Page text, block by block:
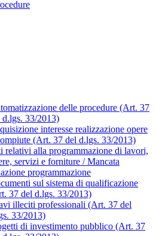
delle procedure (Art. 37
d.lgs. 33/2013)
interesse realizzazione opere
(Art. 37 del d.lgs. 33/2013)
relativi alla programmazione di lavori,
servizi e forniture / Mancata
programmazione
sul sistema di qualificazione
37 del d.lgs. 33/2013)
illeciti professionali (Art. 37 del
33/2013)
di investimento pubblico (Art. 37